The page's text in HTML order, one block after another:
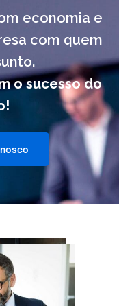
economia e
com quem
o sucesso do